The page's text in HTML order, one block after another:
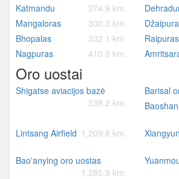
Katmandu
274.9 km.
Mangaloras
300.3 km.
Bhopalas
332.1 km. Raipuras
Nagpuras
410.9 km.
Oro uostai
Shigatse aviacijos bazė
538.2 km.
Barisal
Lintsang Airfield 1,209.8 km.
Bao'anying oro uostas
1,285.9 km.